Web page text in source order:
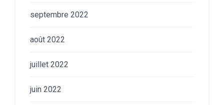
septembre 2022
août 2022
juillet 2022
juin 2022